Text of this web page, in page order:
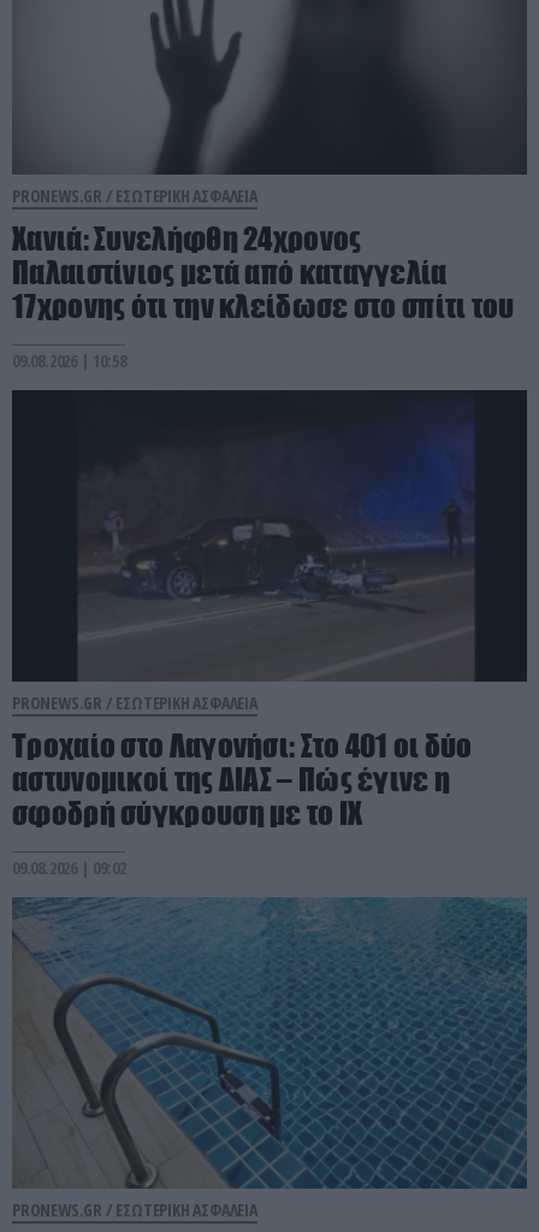
PRONEWS.GR / ΕΣΩΤΕΡΙΚΗ ΑΣΦΑΛΕΙΑ
Χανιά: Συνελήφθη 24χρονος
Παλαιστίνιος μετά από καταγγελία
17χρονης ότι την κλείδωσε στο σπίτι του
09.08.2026 | 10:58
PRONEWS.GR / ΕΣΩΤΕΡΙΚΗ ΑΣΦΑΛΕΙΑ
Τροχαίο στο Λαγονήσι: Στο 401 οι δύο
αστυνομικοί της ΔΙΑΣ – Πώς έγινε η
σφοδρή σύγκρουση με το ΙΧ
09.08.2026 | 09:02
PRONEWS.GR / ΕΣΩΤΕΡΙΚΗ ΑΣΦΑΛΕΙΑ